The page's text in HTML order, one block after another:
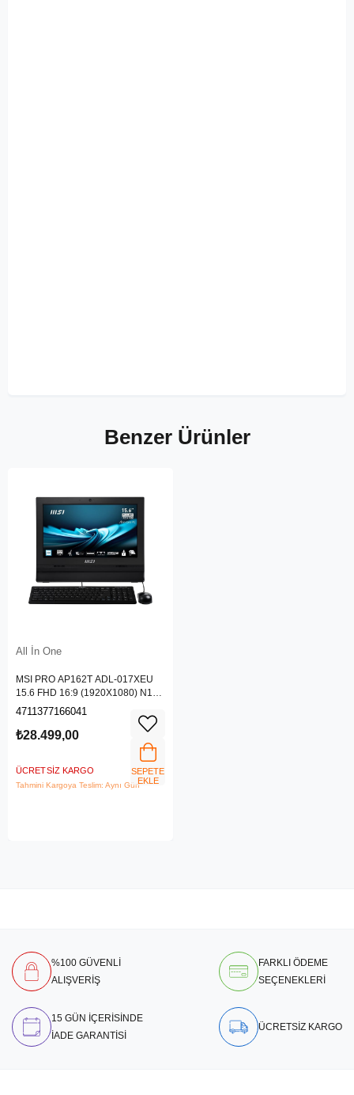
Benzer Ürünler
All İn One
MSI PRO AP162T ADL-017XEU
15.6 FHD 16:9 (1920X1080) N100
4GB DDR4 256GB SSD DOS AIO
4711377166041
₺28.499,00
ÜCRETSIZ KARGO
Tahmini Kargoya Teslim: Aynı Gün
SEPETE
EKLE
%100 GÜVENLİ
ALIŞVERİŞ
FARKLI ÖDEME
SEÇENEKLERİ
15 GÜN İÇERİSİNDE
İADE GARANTİSİ
ÜCRETSİZ KARGO